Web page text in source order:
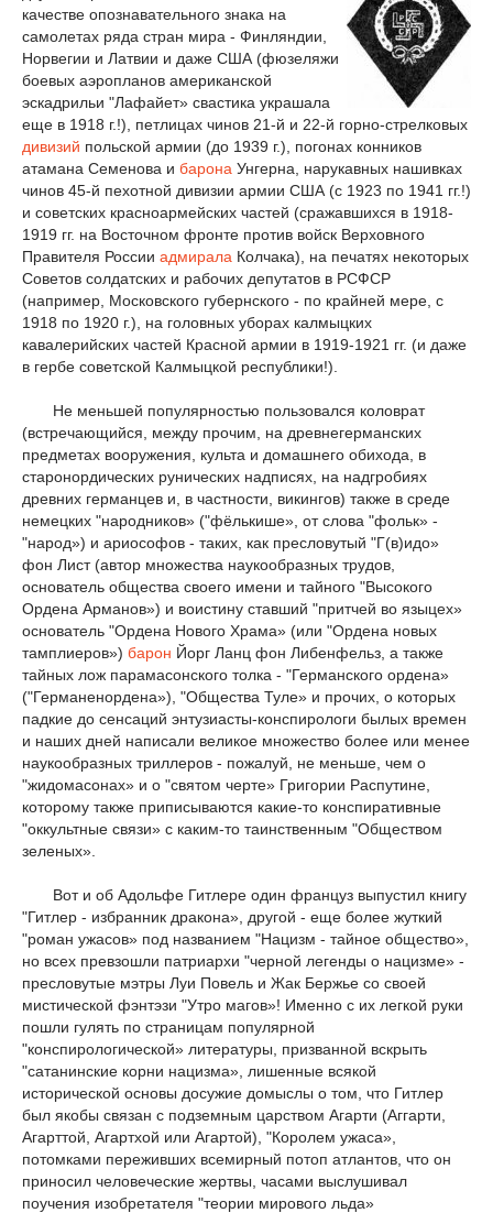
качестве опознавательного знака на
самолетах ряда стран мира - Финляндии,
Норвегии и Латвии и даже США (фюзеляжи
боевых аэропланов американской
эскадрильи "Лафайет» свастика украшала
еще в 1918 г.!), петлицах чинов 21-й и 22-й горно-стрелковых
дивизий польской армии (до 1939 г.), погонах конников
атамана Семенова и барона Унгерна, нарукавных нашивках
чинов 45-й пехотной дивизии армии США (с 1923 по 1941 гг.!)
и советских красноармейских частей (сражавшихся в 1918-
1919 гг. на Восточном фронте против войск Верховного
Правителя России адмирала Колчака), на печатях некоторых
Советов солдатских и рабочих депутатов в РСФСР
(например, Московского губернского - по крайней мере, с
1918 по 1920 г.), на головных уборах калмыцких
кавалерийских частей Красной армии в 1919-1921 гг. (и даже
в гербе советской Калмыцкой республики!).
Не меньшей популярностью пользовался коловрат
(встречающийся, между прочим, на древнегерманских
предметах вооружения, культа и домашнего обихода, в
старонордических рунических надписях, на надгробиях
древних германцев и, в частности, викингов) также в среде
немецких "народников» ("фёлькише», от слова "фольк» -
"народ») и ариософов - таких, как пресловутый "Г(в)идо»
фон Лист (автор множества наукообразных трудов,
основатель общества своего имени и тайного "Высокого
Ордена Арманов») и воистину ставший "притчей во языцех»
основатель "Ордена Нового Храма» (или "Ордена новых
тамплиеров») барон Йорг Ланц фон Либенфельз, а также
тайных лож парамасонского толка - "Германского ордена»
("Германенордена»), "Общества Туле» и прочих, о которых
падкие до сенсаций энтузиасты-конспирологи былых времен
и наших дней написали великое множество более или менее
наукообразных триллеров - пожалуй, не меньше, чем о
"жидомасонах» и о "святом черте» Григории Распутине,
которому также приписываются какие-то конспиративные
"оккультные связи» с каким-то таинственным "Обществом
зеленых».
Вот и об Адольфе Гитлере один француз выпустил книгу
"Гитлер - избранник дракона», другой - еще более жуткий
"роман ужасов» под названием "Нацизм - тайное общество»,
но всех превзошли патриархи "черной легенды о нацизме» -
пресловутые мэтры Луи Повель и Жак Бержье со своей
мистической фэнтэзи "Утро магов»! Именно с их легкой руки
пошли гулять по страницам популярной
"конспирологической» литературы, призванной вскрыть
"сатанинские корни нацизма», лишенные всякой
исторической основы досужие домыслы о том, что Гитлер
был якобы связан с подземным царством Агарти (Аггарти,
Агарттой, Агартхой или Агартой), "Королем ужаса»,
потомками переживших всемирный потоп атлантов, что он
приносил человеческие жертвы, часами выслушивал
поучения изобретателя "теории мирового льда»